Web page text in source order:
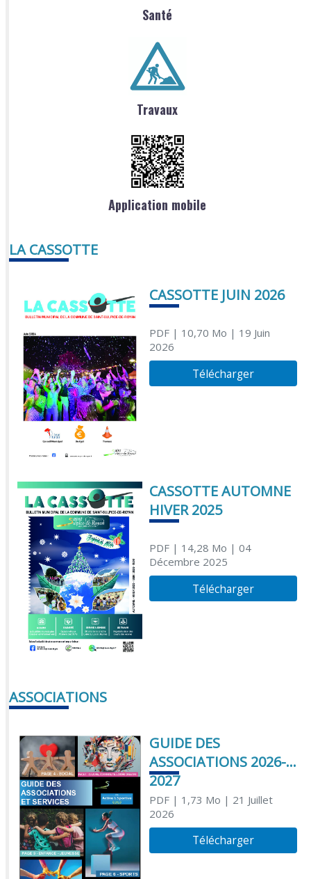
Santé
Travaux
Application mobile
LA CASSOTTE
CASSOTTE JUIN 2026
PDF| 10,70 Mo | 19 Juin
2026
Télécharger
CASSOTTE AUTOMNE
HIVER 2025
PDF| 14,28 Mo | 04
Décembre 2025
Télécharger
ASSOCIATIONS
GUIDE DES
ASSOCIATIONS 2026-
2027
PDF| 1,73 Mo | 21 Juillet
2026
Télécharger